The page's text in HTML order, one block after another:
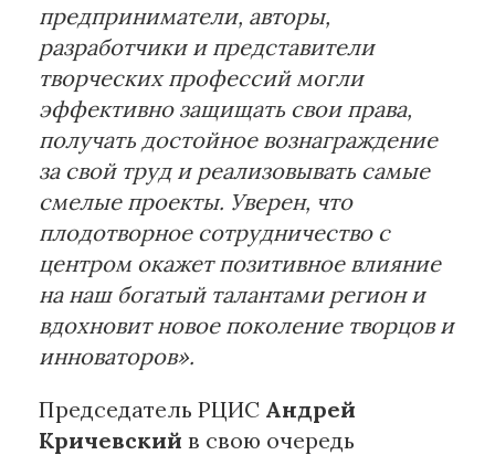
предприниматели, авторы,
разработчики и представители
творческих профессий могли
эффективно защищать свои права,
получать достойное вознаграждение
за свой труд и реализовывать самые
смелые проекты. Уверен, что
плодотворное сотрудничество с
центром окажет позитивное влияние
на наш богатый талантами регион и
вдохновит новое поколение творцов и
инноваторов».
Председатель РЦИС Андрей
Кричевский в свою очередь